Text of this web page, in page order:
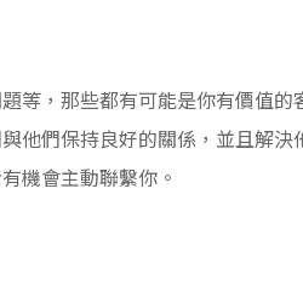
等，那些都有可能是你有價值的
他們保持良好的關係，並且解決
機會主動聯繫你。